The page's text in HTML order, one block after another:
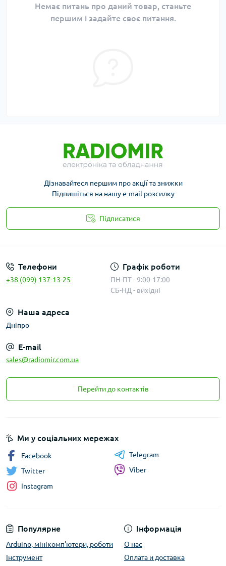
Немає питань про даний товар, станьте
першим і задайте своє питання.
Дізнавайтеся першим про акції та знижки
Підпишіться на нашу e-mail розсилку
Підписатися
Телефони
+38 (099) 137-13-25
Графік роботи
ПН-ПТ - 9:00-17:00
СБ-НД - вихідні
Наша адреса
Дніпро
E-mail
sales@radiomir.com.ua
Перейти до контактів
Популярне
Arduino, мінікомп'ютери, роботи
Інструмент
Інформація
О нас
Оплата и доставка
Ми у соціальних мережах
Facebook
Twitter
Instagram
Telegram
Viber